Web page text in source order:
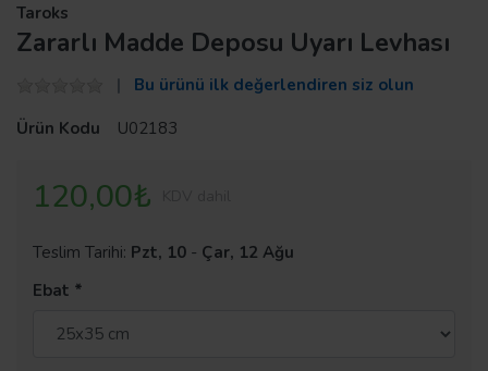
Taroks
Zararlı Madde Deposu Uyarı Levhası
Bu ürünü ilk değerlendiren siz olun
Ürün Kodu
U02183
120,00₺
Teslim Tarihi: Pzt, 10 - Çar, 12 Ağu
Ebat